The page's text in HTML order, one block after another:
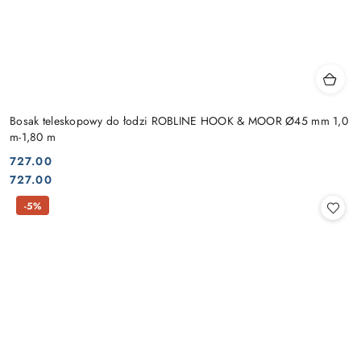
Bosak teleskopowy do łodzi ROBLINE HOOK & MOOR Ø45 mm 1,0
m-1,80 m
Cena:
727.00
Cena:
727.00
-5%